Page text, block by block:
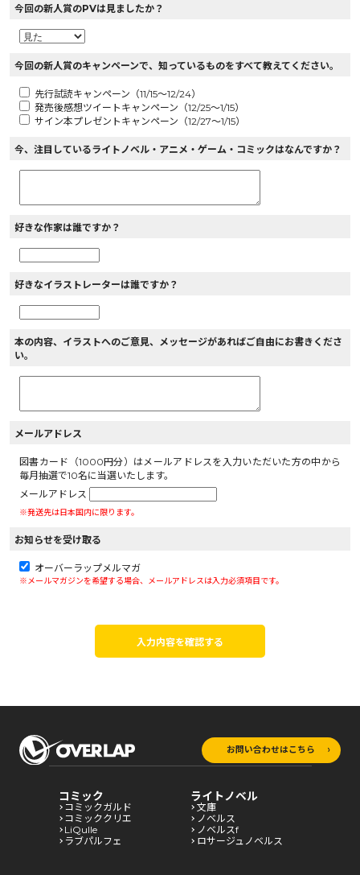
今回の新人賞のPVは見ましたか？
今回の新人賞のキャンペーンで、知っているものをすべて教えてください。
先行試読キャンペーン（11/15～12/24）
発売後感想ツイートキャンペーン（12/25～1/15）
サイン本プレゼントキャンペーン（12/27～1/15）
今、注目しているライトノベル・アニメ・ゲーム・コミックはなんですか？
好きな作家は誰ですか？
好きなイラストレーターは誰ですか？
本の内容、イラストへのご意見、メッセージがあればご自由にお書きくださ
い。
メールアドレス
図書カード（1000円分）はメールアドレスを入力いただいた方の中から
毎月抽選で10名に当選いたします。
メールアドレス
※発送先は日本国内に限ります。
お知らせを受け取る
オーバーラップメルマガ
※メールマガジンを希望する場合、メールアドレスは入力必須項目です。
入力内容を確認する
お問い合わせはこちら
コミック
コミックガルド
コミッククリエ
LiQulle
ラブパルフェ
ライトノベル
文庫
ノベルス
ノベルスf
ロサージュノベルス